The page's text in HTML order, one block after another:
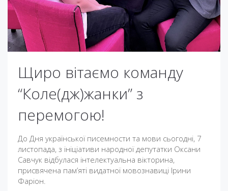
Щиро вітаємо команду
“Коле(дж)жанки” з
перемогою!
До Дня української писемности та мови сьогодні, 7
листопада, з ініціативи народної депутатки Оксани
Савчук відбулася інтелектуальна вікторина,
присвячена пам’яті видатної мовознавиці Ірини
Фаріон.